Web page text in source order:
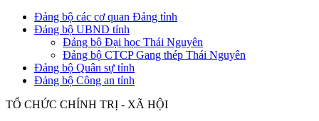
Đảng bộ các cơ quan Đảng tỉnh
Đảng bộ UBND tỉnh
Đảng bộ Đại học Thái Nguyên
Đảng bộ CTCP Gang thép Thái Nguyên
Đảng bộ Quân sự tỉnh
Đảng bộ Công an tỉnh
TỔ CHỨC CHÍNH TRỊ - XÃ HỘI